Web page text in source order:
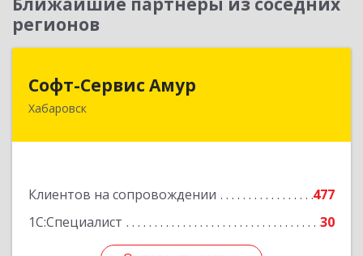
регионов
Софт-Сервис Амур
Хабаровск
Клиентов на сопровождении
477
1С:Специалист
30
680000, Хабаровский край, Хабаровск г,